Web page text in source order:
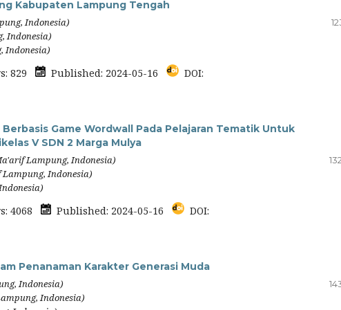
Kabupaten Lampung Tengah
Indonesia)
Indonesia)
Indonesia)
829 Published: 2024-05-16
DOI:
Game Wordwall Pada Pelajaran Tematik Untuk
V SDN 2 Marga Mulya
Lampung, Indonesia)
Indonesia)
4068 Published: 2024-05-16
DOI:
Penanaman Karakter Generasi Muda
Indonesia)
Indonesia)